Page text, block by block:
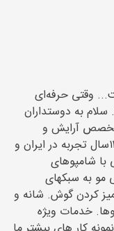
وقتی حرفه‌ای
به دوستداران
آرايش و
گرومينگ انواع حيوانات خانگی با بیش از١٣سال تجربه در ايران و
شامپوهاى
مو به سبكهاى
كردن گوش. شانه و
خدمات ويژه